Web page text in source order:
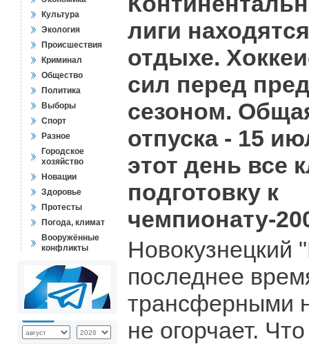
Культура
Экология
Происшествия
Криминал
Общество
Политика
Выборы
Спорт
Разное
Городское
хозяйство
Новации
Здоровье
Протесты
Погода, климат
Вооружённые
конфликты
лиги
отдыхе.
сил перед
сезоном.
отпуска - 15
этот день все
подготовку к
чемпионату-
Новокузнецкий
последнее
трансферными
не огорчает.